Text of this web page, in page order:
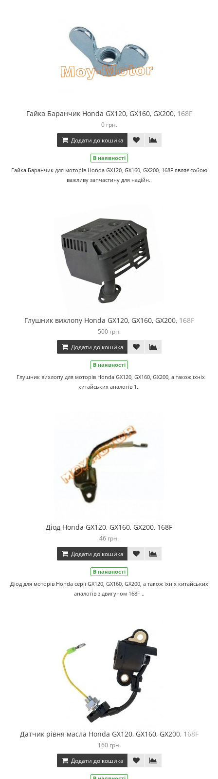
Гайка Баранчик Honda GX120, GX160, GX200, 168F
0 грн.
Додати до кошика
В наявності
Гайка Баранчик для моторів Honda GX120, GX160, GX200, 168F являє собою
важливу запчастину для надійн..
Глушник вихлопу Honda GX120, GX160, GX200, 168F
500 грн.
Додати до кошика
В наявності
Глушник вихлопу для моторів Honda GX120, GX160, GX200, а також їхніх
китайських аналогів 1..
Діод Honda GX120, GX160, GX200, 168F
46 грн.
Додати до кошика
В наявності
Діод для моторів Honda серії GX120, GX160, GX200, а також їхніх китайських
аналогів з двигуном 168F ..
Датчик рівня масла Honda GX120, GX160, GX200, 168F
160 грн.
Додати до кошика